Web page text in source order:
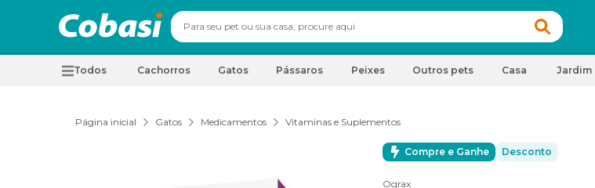
Todos Cachorros Gatos Pássaros Peixes Outros pets Casa Jardim
Página inicial Gatos Medicamentos Vitaminas e Suplementos
Compre e Ganhe Desconto
Ograx